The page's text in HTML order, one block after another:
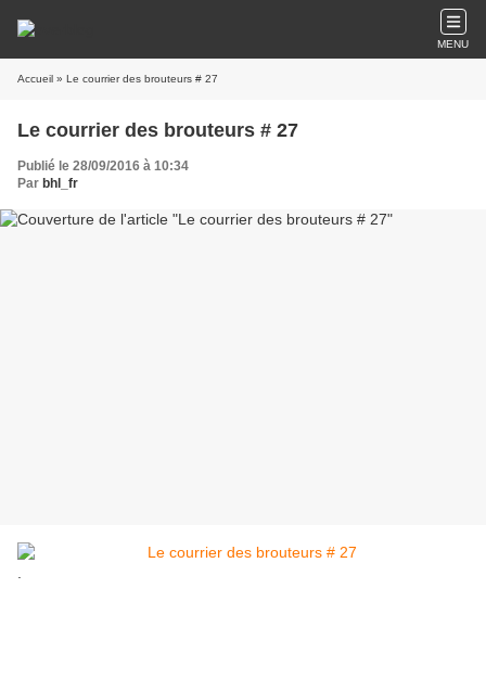
MENU
Accueil » Le courrier des brouteurs # 27
Le courrier des brouteurs # 27
Publié le 28/09/2016 à 10:34
Par bhl_fr